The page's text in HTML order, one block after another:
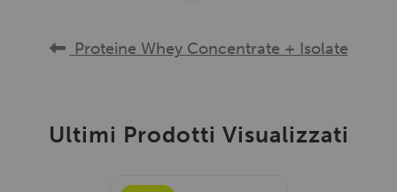
Proteine Whey Concentrate + Isolate
Ultimi Prodotti Visualizzati